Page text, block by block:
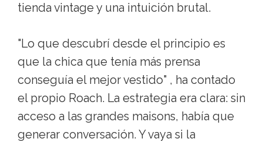
tienda vintage y una intuición brutal.
"Lo que descubrí desde el principio es
que la chica que tenía más prensa
conseguía el mejor vestido" , ha contado
el propio Roach. La estrategia era clara: sin
acceso a las grandes maisons, había que
generar conversación. Y vaya si la